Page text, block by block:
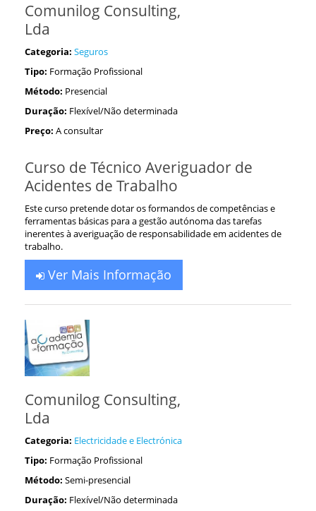
Comunilog Consulting,
Lda
Categoria: Seguros
Tipo: Formação Profissional
Método: Presencial
Duração: Flexível/Não determinada
Preço: A consultar
Curso de Técnico Averiguador de
Acidentes de Trabalho
Este curso pretende dotar os formandos de competências e
ferramentas básicas para a gestão autónoma das tarefas
inerentes à averiguação de responsabilidade em acidentes de
trabalho.
Ver Mais Informação
Comunilog Consulting,
Lda
Categoria: Electricidade e Electrónica
Tipo: Formação Profissional
Método: Semi-presencial
Duração: Flexível/Não determinada